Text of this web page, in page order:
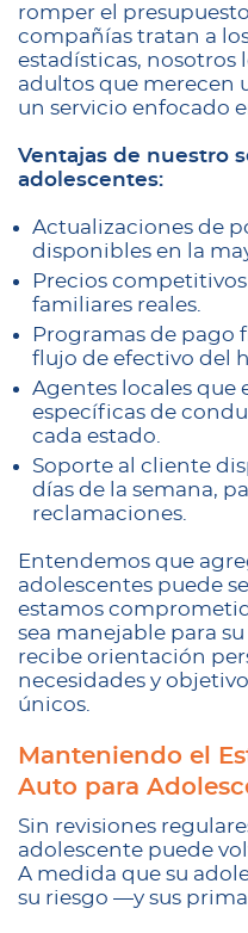
romper el
compañías tratan a
estadísticas, nosotros
adultos que merecen
un servicio enfocado
Ventajas de nuestro
adolescentes:
Actualizaciones de
disponibles en la
Precios
familiares reales.
Programas de pago
flujo de efectivo del
Agentes locales que
específicas de
cada estado.
Soporte al cliente
días de la semana,
reclamaciones.
Entendemos que
adolescentes puede
estamos
sea manejable para
recibe orientación
necesidades y
únicos.
Manteniendo el
Auto para
Sin revisiones
adolescente puede
A medida que su
su riesgo —y sus